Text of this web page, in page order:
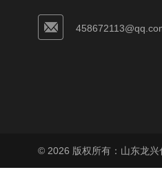
© 2026 版权所有：山东龙